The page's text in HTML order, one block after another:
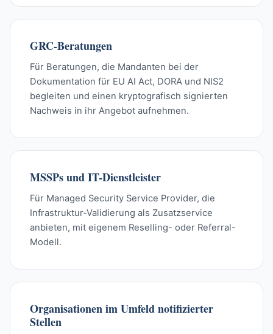
GRC-Beratungen
Für Beratungen, die Mandanten bei der
Dokumentation für EU AI Act, DORA und NIS2
begleiten und einen kryptografisch signierten
Nachweis in ihr Angebot aufnehmen.
MSSPs und IT-Dienstleister
Für Managed Security Service Provider, die
Infrastruktur-Validierung als Zusatzservice
anbieten, mit eigenem Reselling- oder Referral-
Modell.
Organisationen im Umfeld notifizierter
Stellen